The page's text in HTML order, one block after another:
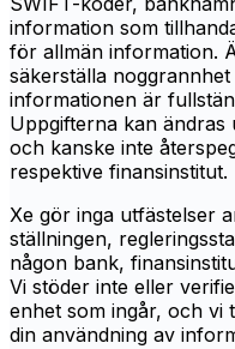
information som
för allmän information.
säkerställa
informationen är
Uppgifterna kan ändras
och kanske inte
respektive finansinstitut.
Xe gör inga utfästelser
ställningen,
någon bank,
Vi stöder inte eller
enhet som ingår, och vi
din användning av